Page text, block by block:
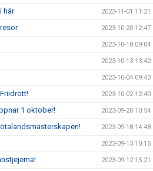
här 2023-11-01 11:21
2023-10-20 12:47
2023-10-18 09:04
2023-10-13 13:42
2023-10-04 09:43
2023-10-02 12:40
1 oktober! 2023-09-20 10:54
2023-09-18 14:48
2023-09-13 10:15
2023-09-12 15:21